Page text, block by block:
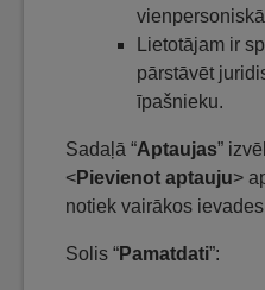
Lietotājam ir
pārstāvēt
īpašnieku.
Sadaļā “Aptaujas”
<Pievienot aptauju>
notiek vairākos
Solis “Pamatdati”: